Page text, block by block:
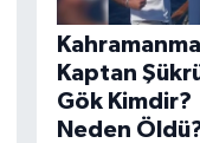
Kaptan
Gök Kimdir?
Neden